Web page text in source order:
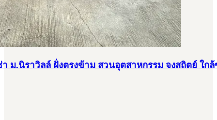
า ม.นิราวิลล์ ฝั่งตรงข้าม สวนอุตสาหกรรม จงสถิตย์ ใก